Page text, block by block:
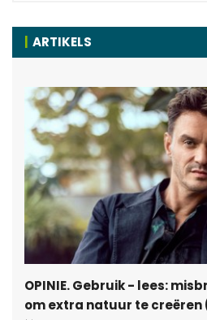
ARTIKELS
OPINIE. Gebruik - lees:
om extra natuur te creëren